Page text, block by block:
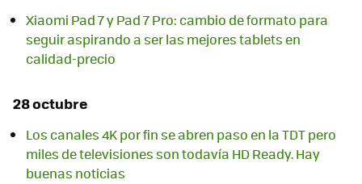
Xiaomi Pad 7 y Pad 7 Pro: cambio de formato para
seguir aspirando a ser las mejores tablets en
calidad-precio
28 octubre
Los canales 4K por fin se abren paso en la TDT pero
miles de televisiones son todavía HD Ready. Hay
buenas noticias